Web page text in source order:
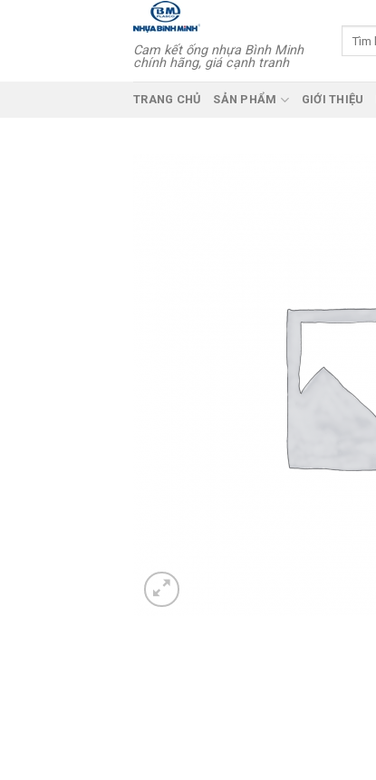
Cam kết ống nhựa Bình Minh
chính hãng, giá cạnh tranh
TRANG CHỦ SẢN PHẨM GIỚI THIỆU